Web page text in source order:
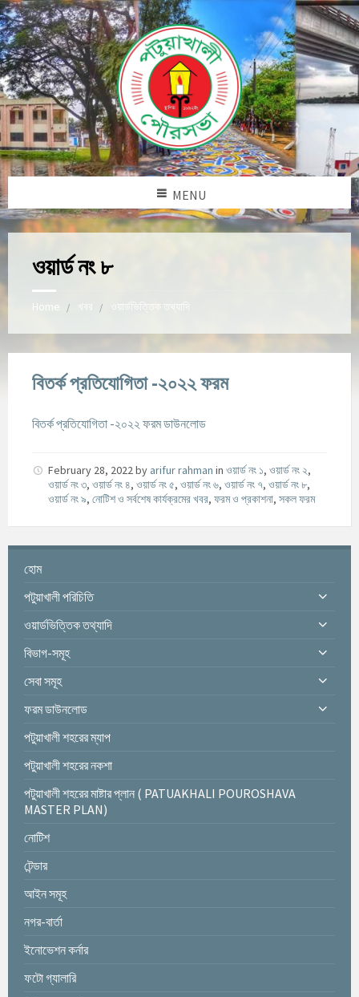
MENU
ওয়ার্ড নং ৮
Home ওয়ার্ডভিত্তিক তথ্যাদি
বিতর্ক প্রতিযোগিতা -২০২২ ফরম
বিতর্ক প্রতিযোগিতা -২০২২ ফরম ডাউনলোড
February 28, 2022by arifur rahman in ওয়ার্ড নং ১, ওয়ার্ড নং ২,
ওয়ার্ড নং ৩, ওয়ার্ড নং ৪, ওয়ার্ড নং ৫, ওয়ার্ড নং ৬, ওয়ার্ড নং ৭, ওয়ার্ড নং ৮,
ওয়ার্ড নং ৯, নোটিশ ও সর্বশেষ কার্যক্রমের খবর, ফরম ও প্রকাশনা, সকল ফরম
হোম
পটুয়াখালী পরিচিতি
ওয়ার্ডভিত্তিক তথ্যাদি
বিভাগ-সমূহ
সেবা সমূহ
ফরম ডাউনলোড
পটুয়াখালী শহরের ম্যাপ
পটুয়াখালী শহরের নকশা
পটুয়াখালী শহরের মাষ্টার প্লান ( PATUAKHALI POUROSHAVA
MASTER PLAN)
নোটিশ
টেন্ডার
আইন সমূহ
নগর-বার্তা
ইনোভেশন কর্নার
ফটো গ্যালারি